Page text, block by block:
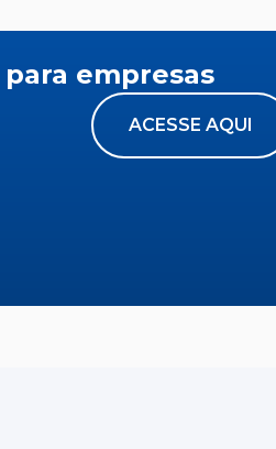
empresas
ACESSE AQUI